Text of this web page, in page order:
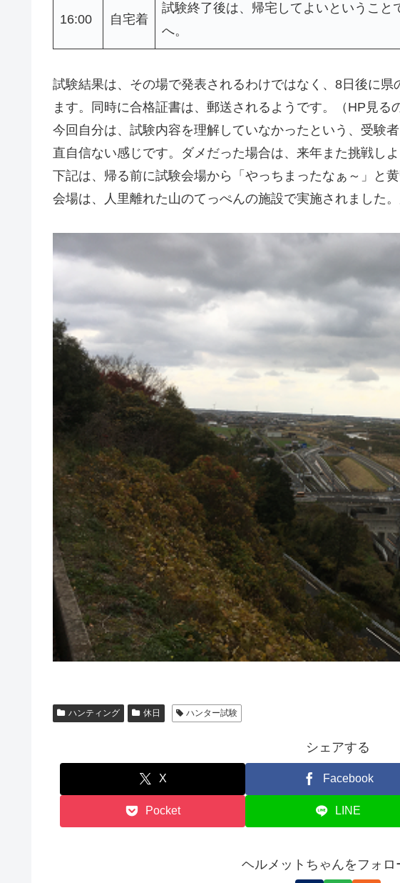
16:00 自宅着
試験終了後は、帰宅してよいというこ
へ。
試験結果は、その場で発表されるわけではなく、8日後に県
ます。同時に合格証書は、郵送されるようです。（HP見る
今回自分は、試験内容を理解していなかったという、受験
直自信ない感じです。ダメだった場合は、来年また挑戦しよ
下記は、帰る前に試験会場から「やっちまったなぁ～」と黄
会場は、人里離れた山のてっぺんの施設で実施されました
ハンティング 休日 ハンター試験
シェアする
X Facebook
Pocket LINE
ヘルメットちゃんをフォロ